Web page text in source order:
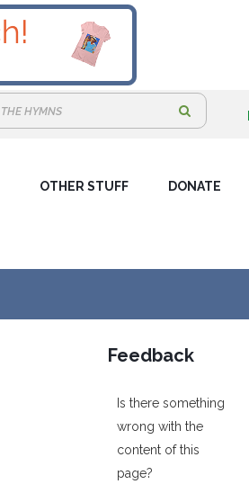
r
:
OTHER STUFF DONATE
Feedback
Is there something
wrong with the
content of this
page?